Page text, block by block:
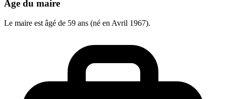
Âge du maire
Le maire est âgé de 59 ans (né en Avril 1967).